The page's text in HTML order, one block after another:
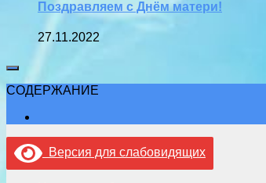
Поздравляем с Днём матери!
27.11.2022
СОДЕРЖАНИЕ
Версия для слабовидящих